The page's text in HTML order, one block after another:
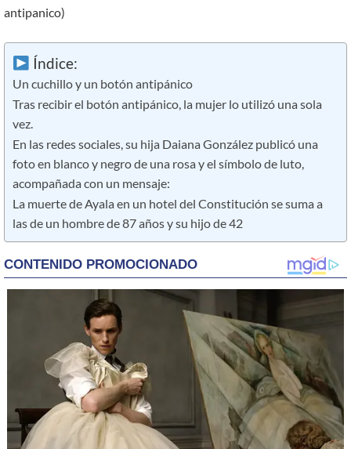
antipanico)
Índice:
Un cuchillo y un botón antipánico
Tras recibir el botón antipánico, la mujer lo utilizó una sola
vez.
En las redes sociales, su hija Daiana González publicó una
foto en blanco y negro de una rosa y el símbolo de luto,
acompañada con un mensaje:
La muerte de Ayala en un hotel del Constitución se suma a
las de un hombre de 87 años y su hijo de 42